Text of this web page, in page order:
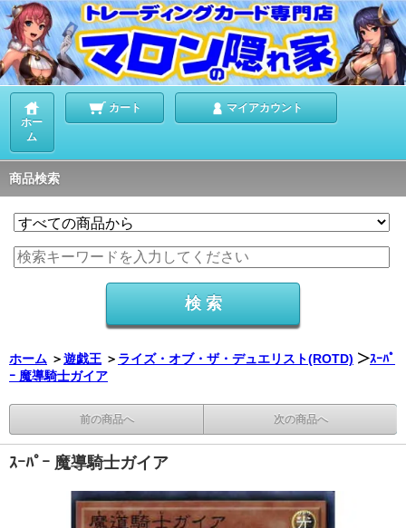
ホー
ム
カート マイアカウント
商品検索
ホーム ＞遊戯王 ＞ ライズ・オブ・ザ・デュエリスト(ROTD) ＞ｽｰﾊﾟ
ｰ 魔導騎士ガイア
前の商品へ 次の商品へ
ｽｰﾊﾟｰ 魔導騎士ガイア